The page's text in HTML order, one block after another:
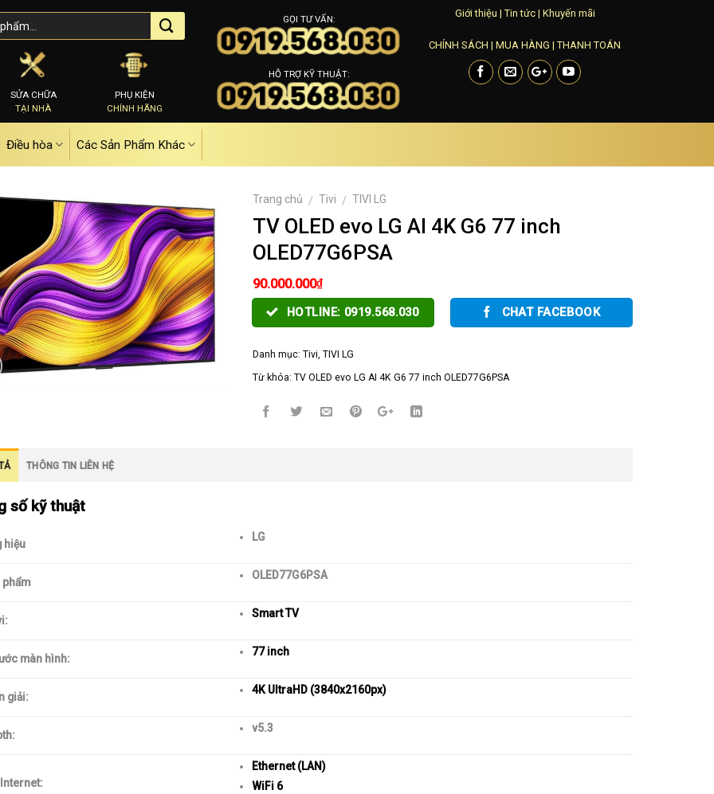
SỬA CHỮA
TẠI NHÀ
PHỤ KIỆN
CHÍNH HÃNG
GỌI TƯ VẤN:
HỖ TRỢ KỸ THUẬT:
Giới thiệu |Tin tức| Khuyến mãi
CHÍNH SÁCH |MUA HÀNG |THANH TOÁN
Điều hòa Các Sản Phẩm Khác
Trang chủ / Tivi / TIVI LG
TV OLED evo LG AI 4K G6 77 inch
OLED77G6PSA
90.000.000₫
HOTLINE: 0919.568.030 CHAT FACEBOOK
Danh mục: Tivi, TIVI LG
Từ khóa: TV OLED evo LG AI 4K G6 77 inch OLED77G6PSA
THÔNG TIN LIÊN HỆ
số kỹ thuật
hiệu
LG
phẩm
OLED77G6PSA
Smart TV
màn hình:
77 inch
giải:
4K UltraHD (3840x2160px)
v5.3
Ethernet (LAN)
WiFi 6